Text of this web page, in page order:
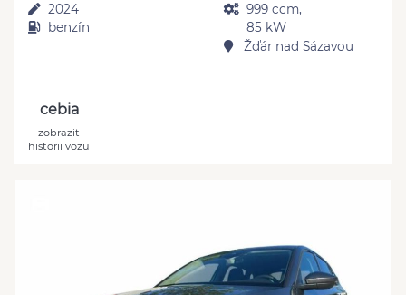
2024
benzín
999 ccm,
85 kW
Žďár nad Sázavou
cebia
zobrazit
historii vozu